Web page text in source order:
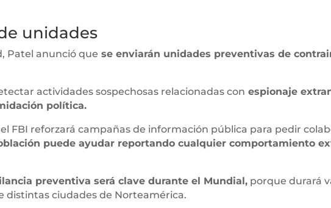
unidades
Patel anunció que se enviarán unidades preventivas de
actividades sospechosas relacionadas con espionaje
política.
FBI reforzará campañas de información pública para pedir
puede ayudar reportando cualquier comportamiento
preventiva será clave durante el Mundial, porque durará
distintas ciudades de Norteamérica.